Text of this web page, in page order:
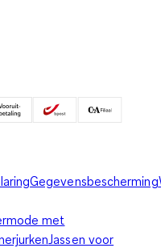
Gegevensbescherming
met
Jassen voor